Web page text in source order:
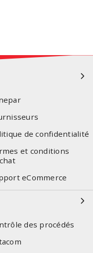
de confidentialité
et conditions
eCommerce
des procédés